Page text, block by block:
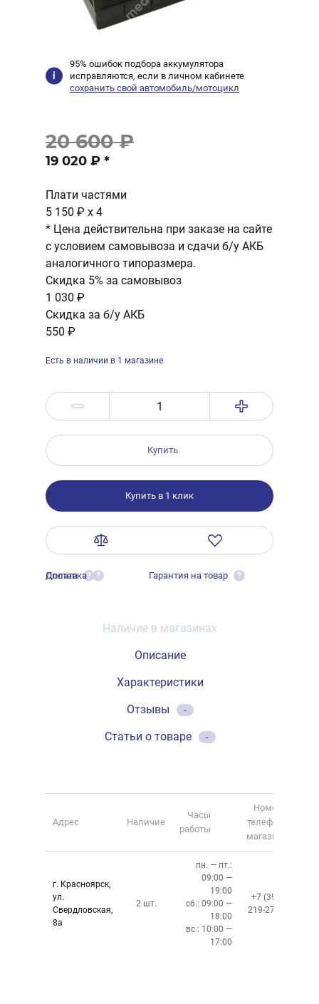
95% ошибок подбора аккумулятора
исправляются, если в личном кабинете
сохранить свой автомобиль/мотоцикл
20 600 ₽
19 020 ₽ *
Плати частями
5 150 ₽ x 4
* Цена действительна при заказе на сайте
с условием самовывоза и сдачи б/у АКБ
аналогичного типоразмера.
Скидка 5% за самовывоз
1 030 ₽
Скидка за б/у АКБ
550 ₽
Есть в наличии в 1 магазине
Купить
Купить в 1 клик
Оплата ?
Доставка ? Гарантия на товар ?
Наличие в магазинах
Описание
Характеристики
Отзывы
-
Статьи о товаре -
Адрес Наличие
Часы
работы
Номер
телефона
магазина
г. Красноярск,
ул.
Свердловская,
8а
2 шт.
пн. — пт.:
09:00 —
19:00
сб.: 09:00 —
18:00
вс.: 10:00 —
17:00
+7 (391)
219-27-50